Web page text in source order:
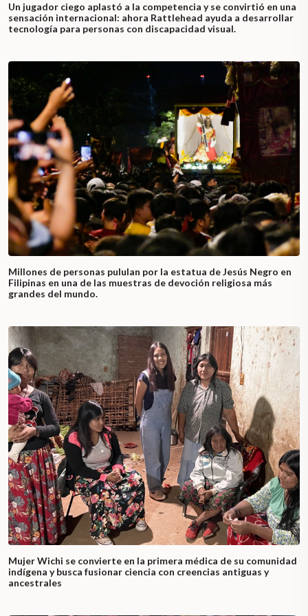
Un jugador ciego aplastó a la competencia y se convirtió en una
sensación internacional: ahora Rattlehead ayuda a desarrollar
tecnología para personas con discapacidad visual.
Millones de personas pululan por la estatua de Jesús Negro en
Filipinas en una de las muestras de devoción religiosa más
grandes del mundo.
Mujer Wichi se convierte en la primera médica de su comunidad
indígena y busca fusionar ciencia con creencias antiguas y
ancestrales